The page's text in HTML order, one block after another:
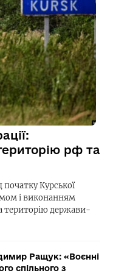
рф та
Курської
і виконанням
територію держави-
Ращук: «Воєнні
спільного з